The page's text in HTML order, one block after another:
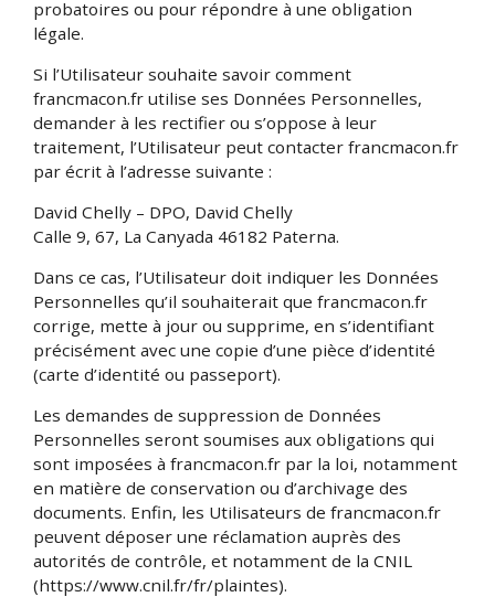
probatoires ou pour répondre à une obligation
légale.
Si l’Utilisateur souhaite savoir comment
francmacon.fr utilise ses Données Personnelles,
demander à les rectifier ou s’oppose à leur
traitement, l’Utilisateur peut contacter francmacon.fr
par écrit à l’adresse suivante :
David Chelly – DPO, David Chelly
Calle 9, 67, La Canyada 46182 Paterna.
Dans ce cas, l’Utilisateur doit indiquer les Données
Personnelles qu’il souhaiterait que francmacon.fr
corrige, mette à jour ou supprime, en s’identifiant
précisément avec une copie d’une pièce d’identité
(carte d’identité ou passeport).
Les demandes de suppression de Données
Personnelles seront soumises aux obligations qui
sont imposées à francmacon.fr par la loi, notamment
en matière de conservation ou d’archivage des
documents. Enfin, les Utilisateurs de francmacon.fr
peuvent déposer une réclamation auprès des
autorités de contrôle, et notamment de la CNIL
(https://www.cnil.fr/fr/plaintes).